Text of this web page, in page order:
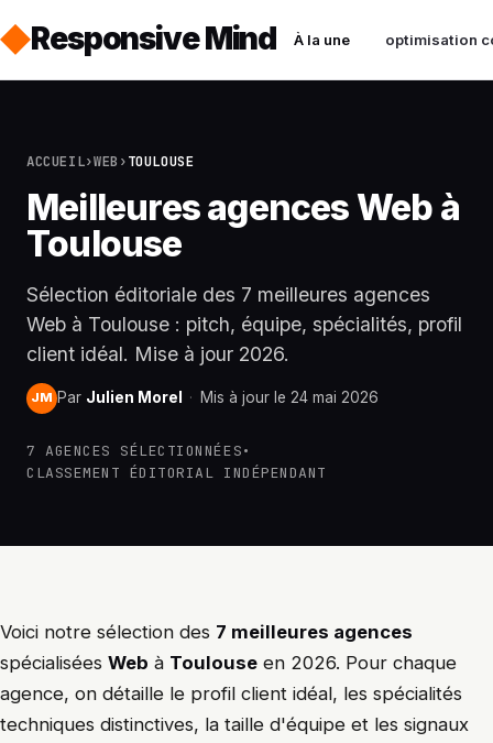
Responsive Mind À la une optimisation
ACCUEIL›WEB ›TOULOUSE
Meilleures agences Web à
Toulouse
Sélection éditoriale des 7 meilleures agences
Web à Toulouse : pitch, équipe, spécialités, profil
client idéal. Mise à jour 2026.
JM Par Julien Morel · Mis à jour le 24 mai 2026
7 AGENCES SÉLECTIONNÉES•
CLASSEMENT ÉDITORIAL INDÉPENDANT
Voici notre sélection des 7 meilleures agences
spécialisées Web à Toulouse en 2026. Pour chaque
agence, on détaille le profil client idéal, les spécialités
techniques distinctives, la taille d'équipe et les signaux